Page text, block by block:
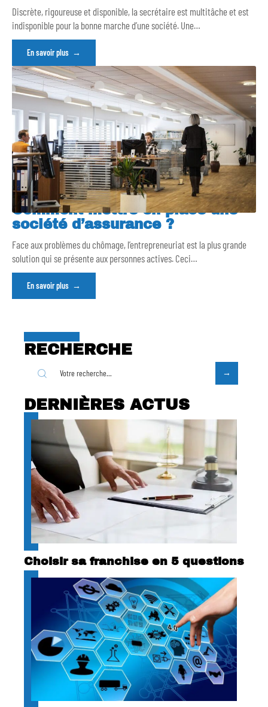
Discrète, rigoureuse et disponible, la secrétaire est multitâche et est
indisponible pour la bonne marche d’une société. Une…
En savoir plus
Comment mettre en place une
société d’assurance ?
Face aux problèmes du chômage, l’entrepreneuriat est la plus grande
solution qui se présente aux personnes actives. Ceci…
En savoir plus
RECHERCHE
DERNIÈRES ACTUS
Choisir sa franchise en 5 questions